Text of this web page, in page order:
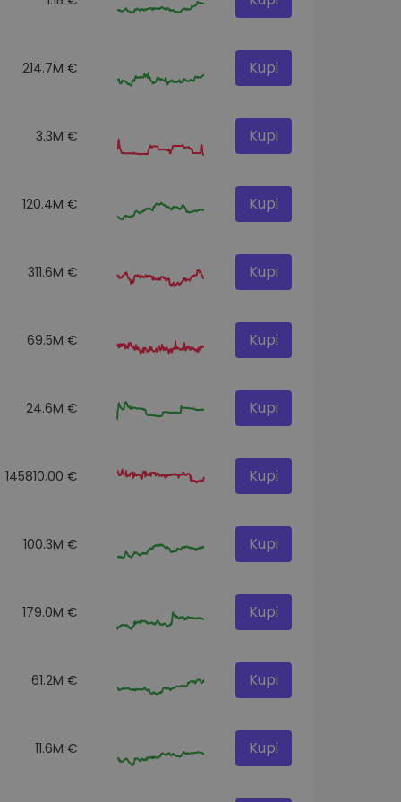
214.7M € Kupi
3.3M € Kupi
120.4M € Kupi
311.6M € Kupi
69.5M € Kupi
24.6M € Kupi
145810.00 € Kupi
100.3M € Kupi
179.0M € Kupi
61.2M € Kupi
11.6M € Kupi